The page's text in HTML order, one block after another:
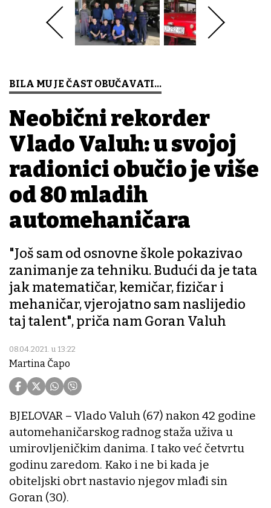
BILA MU JE ČAST OBUČAVATI...
Neobični rekorder
Vlado Valuh: u svojoj
radionici obučio je više
od 80 mladih
automehaničara
"Još sam od osnovne škole pokazivao
zanimanje za tehniku. Budući da je tata
jak matematičar, kemičar, fizičar i
mehaničar, vjerojatno sam naslijedio
taj talent", priča nam Goran Valuh
08.04.2021. u 13:22
Martina Čapo
BJELOVAR – Vlado Valuh (67) nakon 42 godine
automehaničarskog radnog staža uživa u
umirovljeničkim danima. I tako već četvrtu
godinu zaredom. Kako i ne bi kada je
obiteljski obrt nastavio njegov mlađi sin
Goran (30).